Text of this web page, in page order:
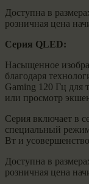
​Доступна в
розничная цена
​Серия QLED:
​Насыщенное
благодаря
Gaming 120 Гц для
или просмотр
​Серия включает в
специальный
Вт и
​Доступна в
розничная цена